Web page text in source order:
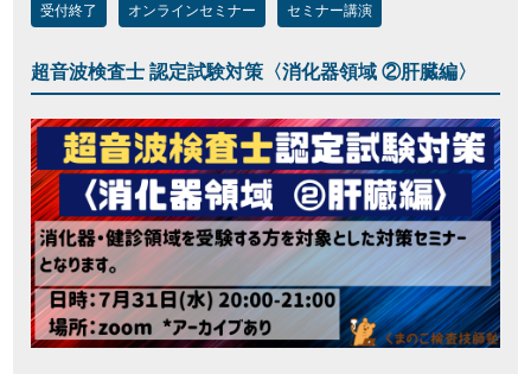
受付終了 オンラインセミナー セミナー講演
超音波検査士 認定試験対策〈消化器領域 ②肝臓編〉